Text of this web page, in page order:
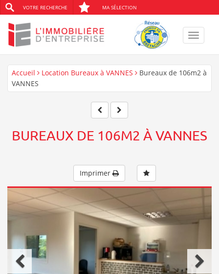
VOTRE RECHERCHE MA SÉLECTION
Toggle
Accueil Location Bureaux à VANNES
Bureaux de 106m2 à
VANNES
BUREAUX DE 106M2 À VANNES
Imprimer
Précédent